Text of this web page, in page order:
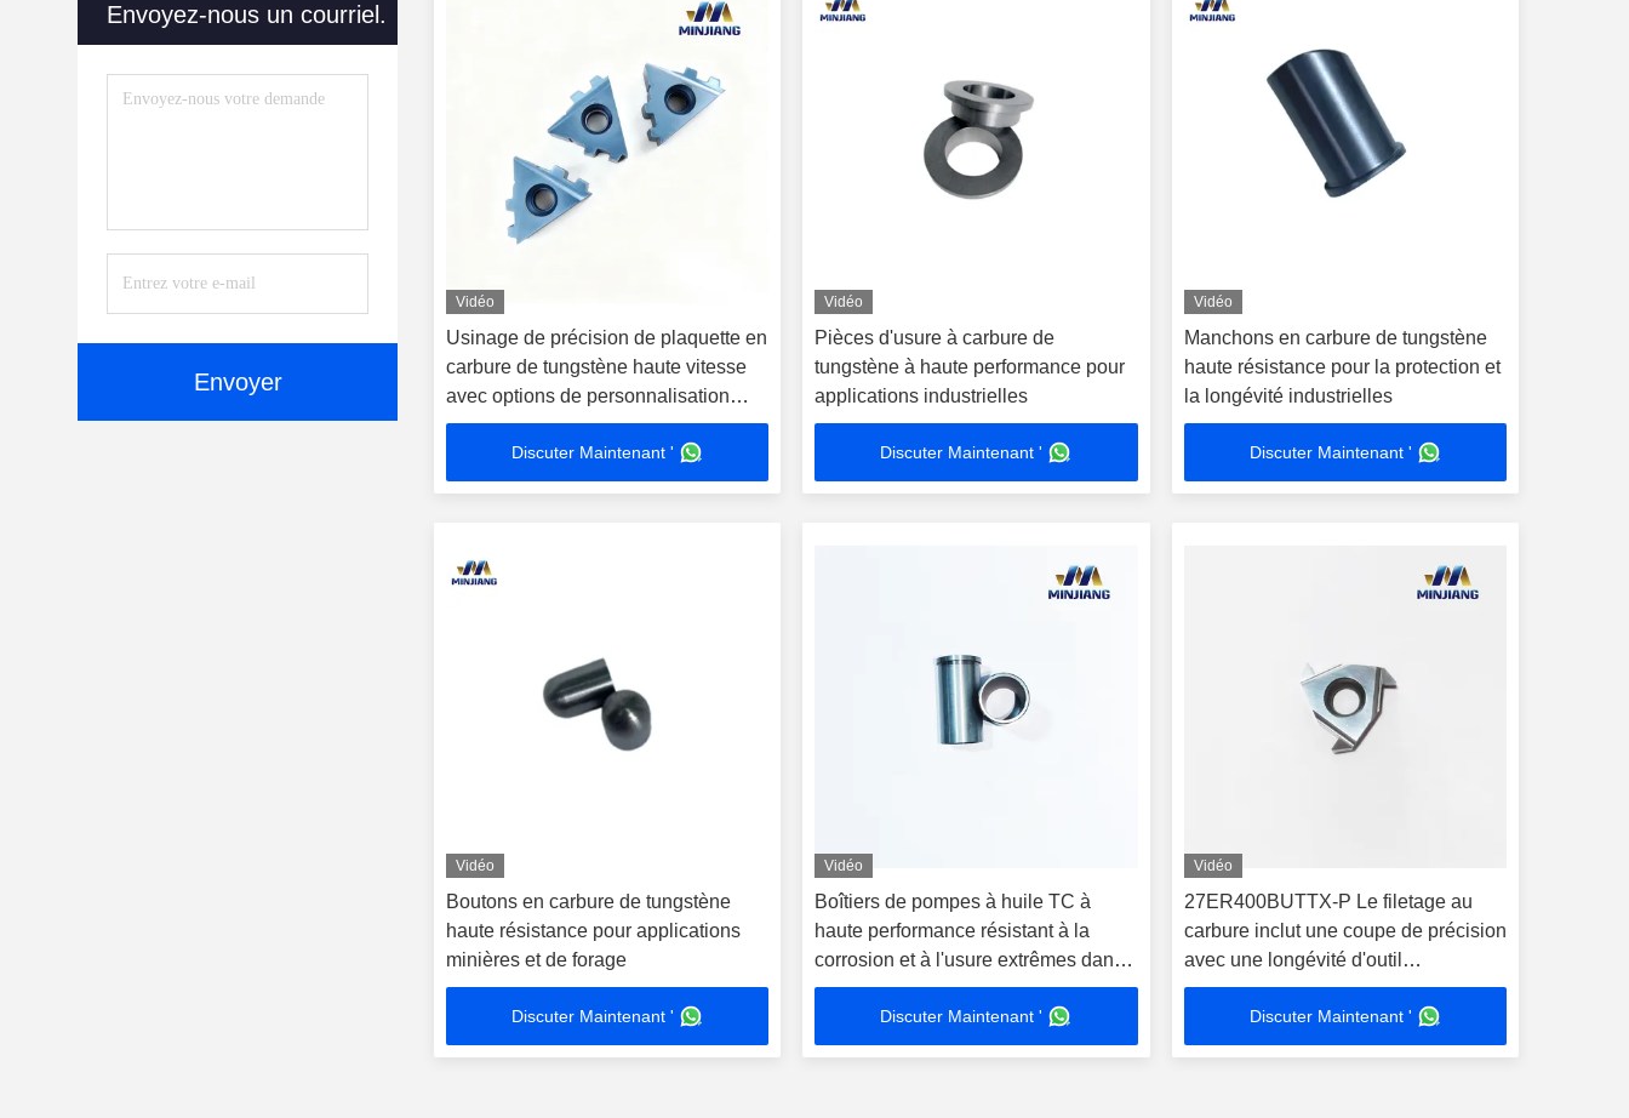
Soudage À L'arc Transféré
Envoyez-nous un courriel.
Envoyer
Vidéo
Usinage de précision de plaquette en
carbure de tungstène haute vitesse
avec options de personnalisation
pour le filetage de tubes pétroliers
Discuter Maintenant '
Vidéo
Pièces d'usure à carbure de
tungstène à haute performance pour
applications industrielles
Discuter Maintenant '
Vidéo
Manchons en carbure de tungstène
haute résistance pour la protection et
la longévité industrielles
Discuter Maintenant '
Vidéo
Boutons en carbure de tungstène
haute résistance pour applications
minières et de forage
Discuter Maintenant '
Vidéo
Boîtiers de pompes à huile TC à
haute performance résistant à la
corrosion et à l'usure extrêmes dans
des environnements difficiles
Discuter Maintenant '
Vidéo
27ER400BUTTX-P Le filetage au
carbure inclut une coupe de précision
avec une longévité d'outil
exceptionnelle
Discuter Maintenant '